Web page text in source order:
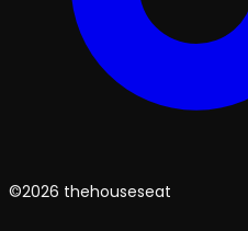
©2026 thehouseseat